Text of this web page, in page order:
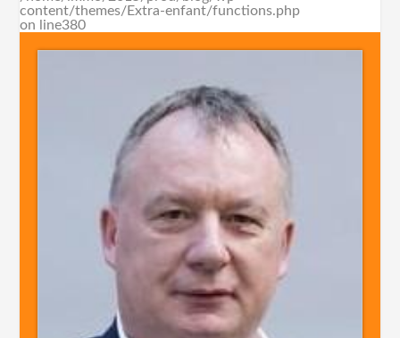
content/themes/Extra-enfant/functions.php
on line380